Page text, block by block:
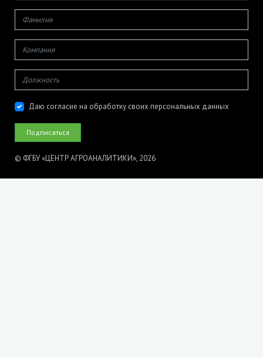
Даю согласие на обработку своих персональных данных
© ФГБУ «ЦЕНТР АГРОАНАЛИТИКИ», 2026